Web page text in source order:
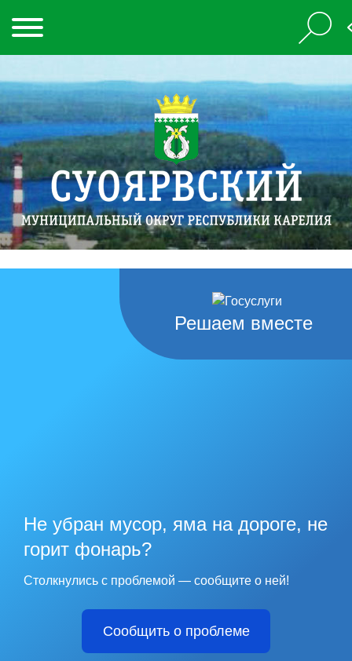
Решаем вместе
Не убран мусор, яма на дороге, не
горит фонарь?
Столкнулись с проблемой — сообщите о ней!
Сообщить о проблеме